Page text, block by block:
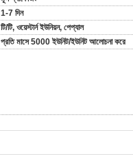
1-7 দিন
টি/টি, ওয়েস্টার্ন ইউনিয়ন, পেপ্যাল
প্রতি মাসে 5000 ইউনিট/ইউনিট আলোচনা করে